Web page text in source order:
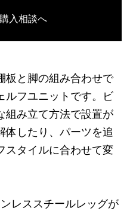
ト /products/shelving-
70290000
入相談へ
板と脚の組み合わせで
ルフユニットです。ビ
組み立て方法で設置が
体したり、パーツを追
スタイルに合わせて変
レススチールレッグが